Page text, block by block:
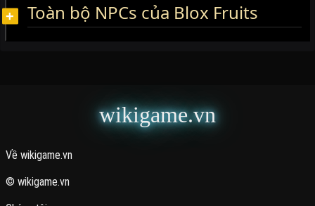
Toàn bộ NPCs của Blox Fruits
wikigame.vn
Về wikigame.vn
© wikigame.vn